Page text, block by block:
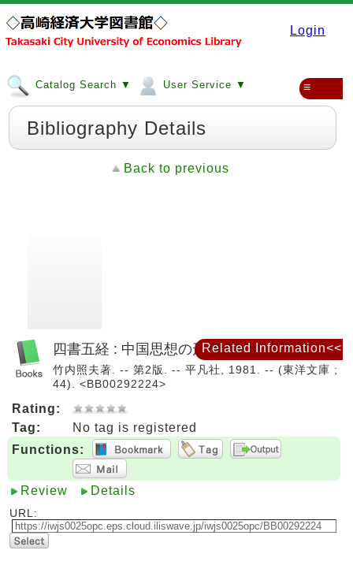
Login
Catalog Search ▼ User Service ▼ ≡
Bibliography Details
Back to previous
四書五経 : 中国思想の形成と展開
竹内照夫著. -- 第2版. -- 平凡社, 1981. -- (東洋文庫 ;
44). <BB00292224>
Rating:
Tag:
No tag is registered
Functions:
Review Details
URL:
Related Information<<